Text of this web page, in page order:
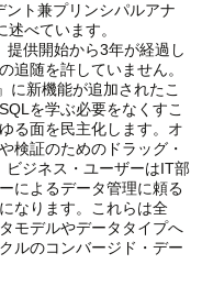
ト兼プリンシパルアナ
べています。
提供開始から3年が経過し
追随を許していません。
に新機能が追加されたこ
を学ぶ必要をなくすこ
る面を民主化します。オ
検証のためのドラッグ・
ビジネス・ユーザーはIT部
によるデータ管理に頼る
なります。これらは全
モデルやデータタイプへ
ルのコンバージド・デー